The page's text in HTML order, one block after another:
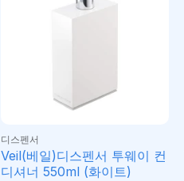
디스펜서
Veil(베일)디스펜서 투웨이 컨
디셔너 550ml (화이트)